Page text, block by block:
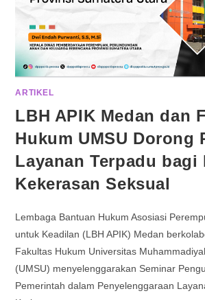
ARTIKEL
LBH APIK Medan dan
Hukum UMSU Dorong
Layanan Terpadu bagi
Kekerasan Seksual
Lembaga Bantuan Hukum Asosiasi
untuk Keadilan (LBH APIK) Medan
Fakultas Hukum Universitas
(UMSU) menyelenggarakan Seminar
Pemerintah dalam Penyelenggaraan